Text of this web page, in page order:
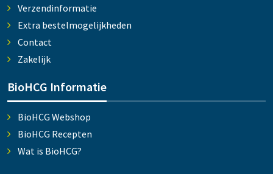
Verzendinformatie
Extra bestelmogelijkheden
Contact
Zakelijk
BioHCG Informatie
BioHCG Webshop
BioHCG Recepten
Wat is BioHCG?